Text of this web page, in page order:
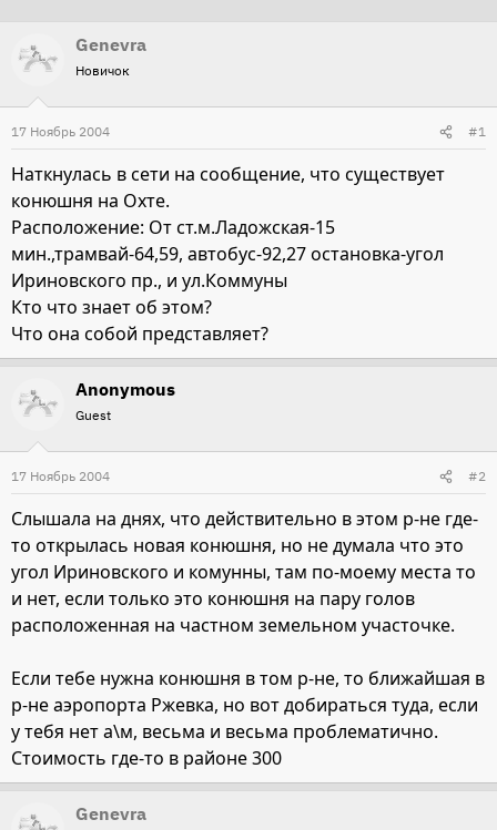
о
т
е
ы
а
н
а
л
а
Genevra
Новичок
17 Ноябрь 2004 #1
Наткнулась в сети на сообщение, что существует
конюшня на Охте.
Расположение: От ст.м.Ладожская-15
мин.,трамвай-64,59, автобус-92,27 остановка-угол
Ириновского пр., и ул.Коммуны
Кто что знает об этом?
Что она собой представляет?
Anonymous
Guest
17 Ноябрь 2004 #2
Слышала на днях, что действительно в этом р-не где-
то открылась новая конюшня, но не думала что это
угол Ириновского и комунны, там по-моему места то
и нет, если только это конюшня на пару голов
расположенная на частном земельном участочке.
Если тебе нужна конюшня в том р-не, то ближайшая в
р-не аэропорта Ржевка, но вот добираться туда, если
у тебя нет а\м, весьма и весьма проблематично.
Стоимость где-то в районе 300
Genevra